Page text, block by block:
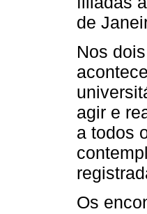
de
Nos
agir e
a todos
Os